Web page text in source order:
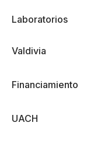
Laboratorios
Valdivia
Financiamiento
UACH